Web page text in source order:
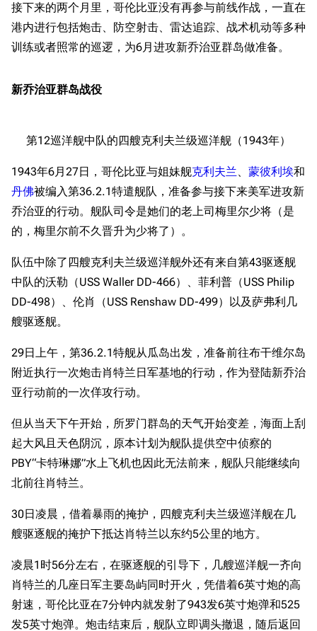
接下来的两个月里，哥伦比亚没有再参与前线作战，一直在
港内进行包括炮击、防空射击、雷达追踪、战术机动等多种
训练或者照常的巡逻，为6月进攻新乔治亚群岛做准备。
新乔治亚群岛战役
第12巡洋舰中队的四艘克利夫兰级巡洋舰（1943年）
1943年6月27日，哥伦比亚与姐妹舰克利夫兰、 蒙彼利埃和
丹佛被编入第36.2.1特遣舰队，准备参与接下来美军进攻新
乔治亚的行动。舰队司令是她们的老上司梅里尔少将（是
的，梅里尔前不久晋升为少将了）。
队伍中除了四艘克利夫兰级巡洋舰外还有来自第43驱逐舰
中队的沃勒（USS Waller DD-466）、菲利普（USS Philip
DD-498）、伦肖（USS Renshaw DD-499）以及萨弗利几
艘驱逐舰。
29日上午，第36.2.1特舰从瓜岛出发，准备前往布干维尔岛
附近执行一次炮击肖特兰日军基地的行动，作为登陆新乔治
亚行动前的一次佯攻行动。
但从当天下午开始，所罗门群岛的天气开始变差，海面上刮
起大风且天色阴沉，原本计划为舰队提供空中侦察的
PBY“卡特琳娜”水上飞机也因此无法前来，舰队只能继续向
北前往肖特兰。
30日凌晨，借着暴雨的掩护，四艘克利夫兰级巡洋舰在几
艘驱逐舰的掩护下抵达肖特兰以东约5公里的地方。
凌晨1时56分左右，在驱逐舰的引导下，几艘巡洋舰一齐向
肖特兰的几座日军主要岛屿同时开火，凭借着6英寸炮的高
射速，哥伦比亚在7分钟内就发射了943发6英寸炮弹和525
发5英寸炮弹。炮击结束后，舰队立即调头撤退，随后返回